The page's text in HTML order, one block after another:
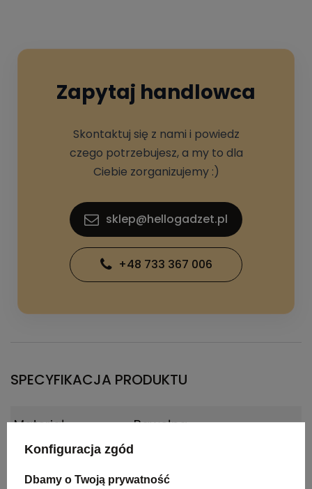
Zapytaj handlowca
Skontaktuj się z nami i powiedz
czego potrzebujesz, a my to dla
Ciebie zorganizujemy :)
sklep@hellogadzet.pl
+48 733 367 006
SPECYFIKACJA PRODUKTU
Materiał Bawełna.
pochodzenia
Konfiguracja zgód
Dbamy o Twoją prywatność